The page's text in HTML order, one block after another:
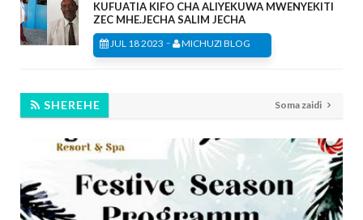
KUFUATIA KIFO CHA ALIYEKUWA MWENYEKITI
ZEC MHE.JECHA SALIM JECHA
JUL 18 2023 - MICHUZI BLOG
SHEREHE Soma zaidi